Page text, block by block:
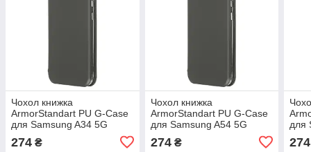
Чохол книжка
ArmorStandart PU G-Case
для Samsung A34 5G
(A346) Black (ARM66160)
274 ₴
Чохол книжка
ArmorStandart PU G-Case
для Samsung A54 5G
(A546) Black (ARM66162)
274₴
для
274